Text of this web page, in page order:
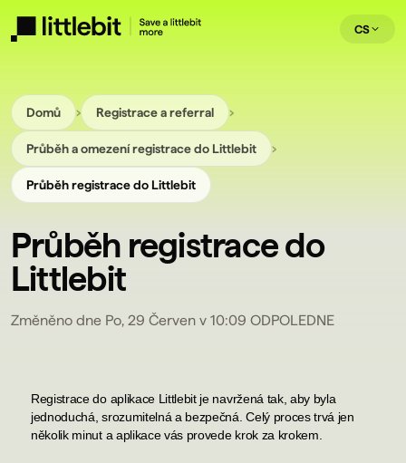
CS
Domů › Registrace a referral ›
Průběh a omezení registrace do Littlebit ›
Průběh registrace do Littlebit
Průběh registrace do
Littlebit
Změněno dne Po, 29 Červen v 10:09 ODPOLEDNE
Registrace do aplikace Littlebit je navržená tak, aby byla
jednoduchá, srozumitelná a bezpečná. Celý proces trvá jen
několik minut a aplikace vás provede krok za krokem.